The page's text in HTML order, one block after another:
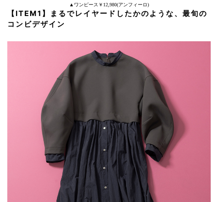
▲ワンピース￥12,980(アンフィーロ)
【ITEM1】まるでレイヤードしたかのような、最旬の
コンビデザイン